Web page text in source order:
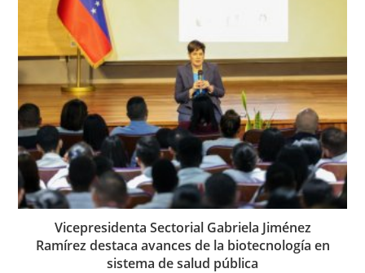
Vicepresidenta Sectorial Gabriela Jiménez
Ramírez destaca avances de la biotecnología en
sistema de salud pública